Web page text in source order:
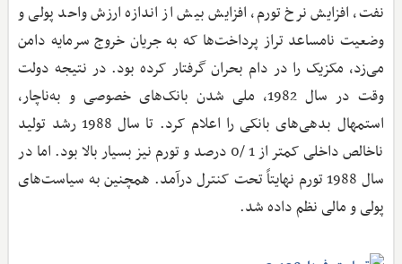
نفت، افزایش نرخ تورم، افزایش بیش از اندازه ارزش واحد پولی و
وضعیت نامساعد تراز پرداخت‌ها که به جریان خروج سرمایه دامن
می‌زد، مکزیک را در دام بحران گرفتار کرده بود. در نتیجه دولت
وقت در سال 1982، ملی شدن بانک‌های خصوصی و به‌ناچار،
استمهال بدهی‌های بانکی را اعلام کرد. تا سال 1988 رشد تولید
ناخالص داخلی کمتر از 1 /0 درصد و تورم نیز بسیار بالا بود. اما در
سال 1988 تورم نهایتاً تحت کنترل درآمد. همچنین به سیاست‌های
پولی و مالی نظم داده شد.